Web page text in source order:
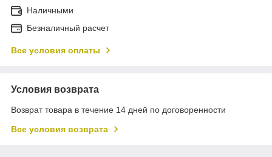
Наличными
Безналичный расчет
Все условия оплаты
Условия возврата
Возврат товара в течение 14 дней по договоренности
Все условия возврата